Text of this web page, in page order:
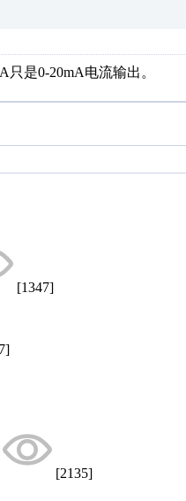
是0-20mA电流输出。
[1347]
[2135]